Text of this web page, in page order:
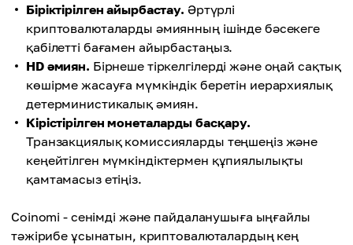
Біріктірілген айырбастау. Әртүрлі
криптовалюталарды әмиянның ішінде бәсекеге
қабілетті бағамен айырбастаңыз.
HD әмиян. Бірнеше тіркелгілерді және оңай сақтық
көшірме жасауға мүмкіндік беретін иерархиялық
детерминистикалық әмиян.
Кірістірілген монеталарды басқару.
Транзакциялық комиссияларды теңшеңіз және
кеңейтілген мүмкіндіктермен құпиялылықты
қамтамасыз етіңіз.
Coinomi - сенімді және пайдаланушыға ыңғайлы
тәжірибе ұсынатын, криптовалюталардың кең